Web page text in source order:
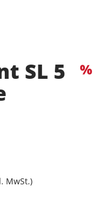
SL 5
MwSt.)